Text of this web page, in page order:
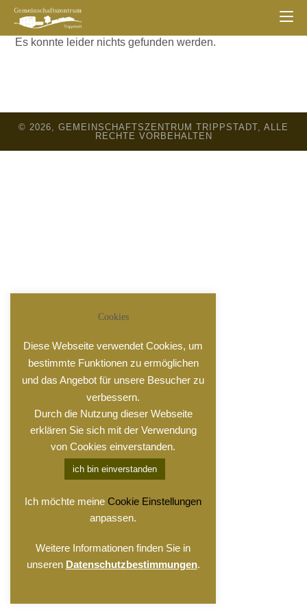
Es konnte leider nichts gefunden werden.
© 2026, GEMEINSCHAFTSZENTRUM TRIPPSTADT, ALLE
RECHTE VORBEHALTEN
Cookies
Diese Webseite verwendet Cookies, um
bestimmte Funktionen zu ermöglichen
und das Angebot für unsere Besucher zu
verbessern.
Durch die Nutzung dieser Webseite
erklären Sie sich mit der Verwendung
von Cookies einverstanden.
ich bin einverstanden
Ich möchte meine Cookie Einstellungen
anpassen.
Weitere Informationen finden Sie in
unseren Datenschutzbestimmungen.